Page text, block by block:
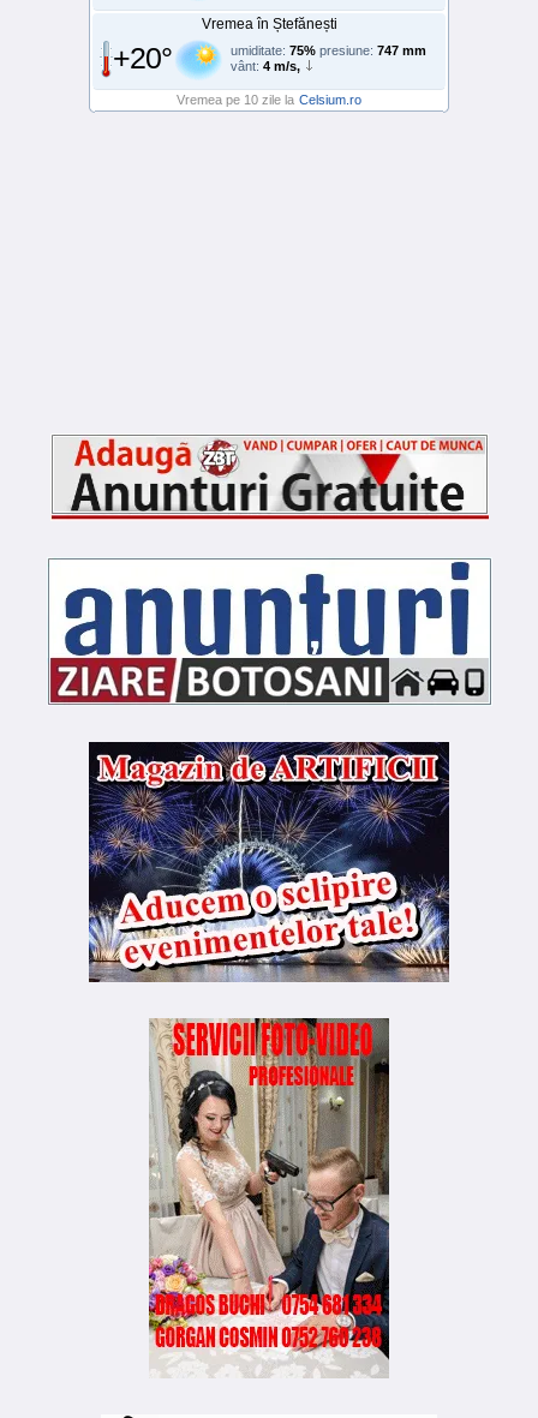
Vremea în Ștefănești
+20° umiditate: 75% presiune: 747 mm
vânt: 4 m/s,
Vremea pe 10 zile la Celsium.ro